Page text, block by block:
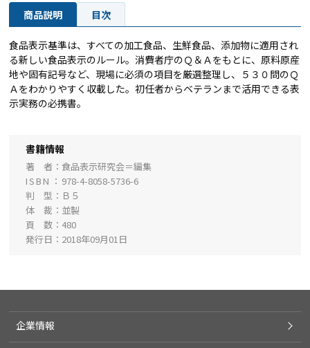
商品説明 目次
食品表示基準は、すべての加工食品、生鮮食品、添加物に適用され
る新しい食品表示のルール。消費者庁のＱ＆Ａをもとに、原料原産
地や固有記号など、現場に必須の項目を厳選整理し、５３０問のＱ
Ａをわかりやすく収載した。初任者からベテランまで活用できる表
示実務の必携書。
書籍情報
著 者
食品表示研究会＝編集
ISBN
978-4-8058-5736-6
判 型
Ｂ５
体 裁
並製
頁 数
480
発行日
2018年09月01日
企業情報